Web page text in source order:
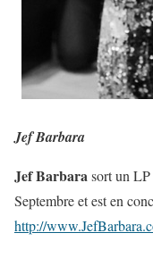
Jef Barbara
Jef Barbarasort un LP
Septembre et est en
http://